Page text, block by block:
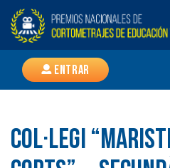
Entrar
COL·LEGI